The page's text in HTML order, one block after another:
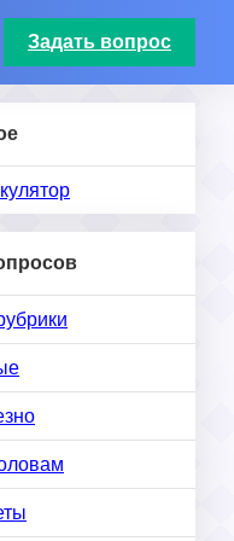
Задать вопрос